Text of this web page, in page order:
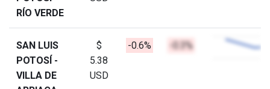
RÍO VERDE
SAN LUIS
POTOSÍ -
VILLA DE
$
5.38
USD
-0.6% -0.3%